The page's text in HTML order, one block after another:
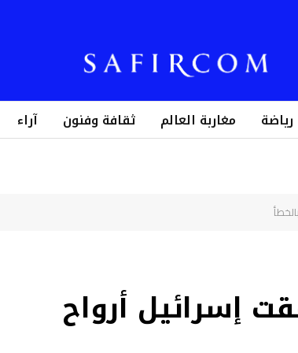
رياضة مغاربة العالم ثقافة وفنون آراء
إسرائيل أرواح